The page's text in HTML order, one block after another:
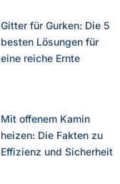
Gitter für Gurken: Die 5
besten Lösungen für
eine reiche Ernte
Mit offenem Kamin
heizen: Die Fakten zu
Effizienz und Sicherheit